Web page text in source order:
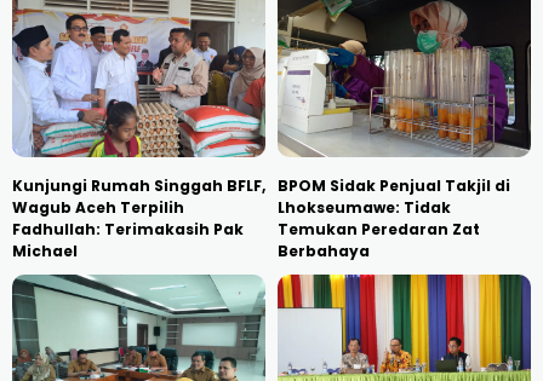
Kunjungi Rumah Singgah BFLF,
Wagub Aceh Terpilih
Fadhullah: Terimakasih Pak
Michael
BPOM Sidak Penjual Takjil di
Lhokseumawe: Tidak
Temukan Peredaran Zat
Berbahaya